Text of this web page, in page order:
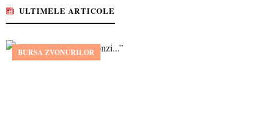
ULTIMELE ARTICOLE
BURSA ZVONURILOR